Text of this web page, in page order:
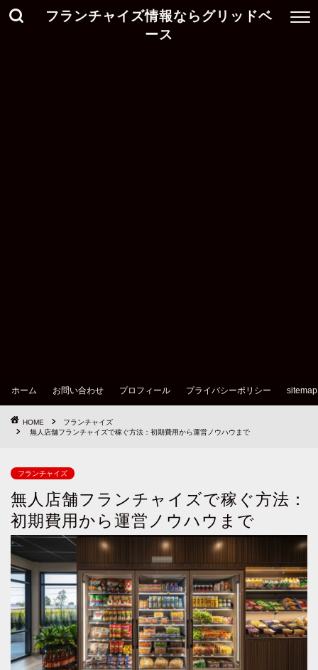
フランチャイズ情報ならグリッドベ
ース
ホーム お問い合わせ プロフィール プライバシーポリシー sitemap
HOME
フランチャイズ
無人店舗フランチャイズで稼ぐ方法：初期費用から運営ノウハウまで
フランチャイズ
無人店舗フランチャイズで稼ぐ方法：
初期費用から運営ノウハウまで